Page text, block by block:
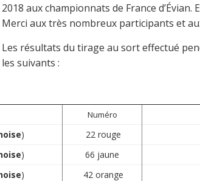
2018 aux championnats de France d’Évian.
Merci aux très nombreux participants et
Les résultats du tirage au sort effectué
les suivants :
Numéro
) 22 rouge
) 66 jaune
) 42 orange